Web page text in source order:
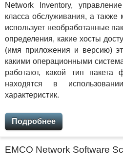
Network Inventory,
класса обслуживания, а также
использует необработанные
определения, какие хосты
(имя приложения и версию)
какими операционными
работают, какой тип пакета
находятся в
характеристик.
Подробнее
EMCO Network Software